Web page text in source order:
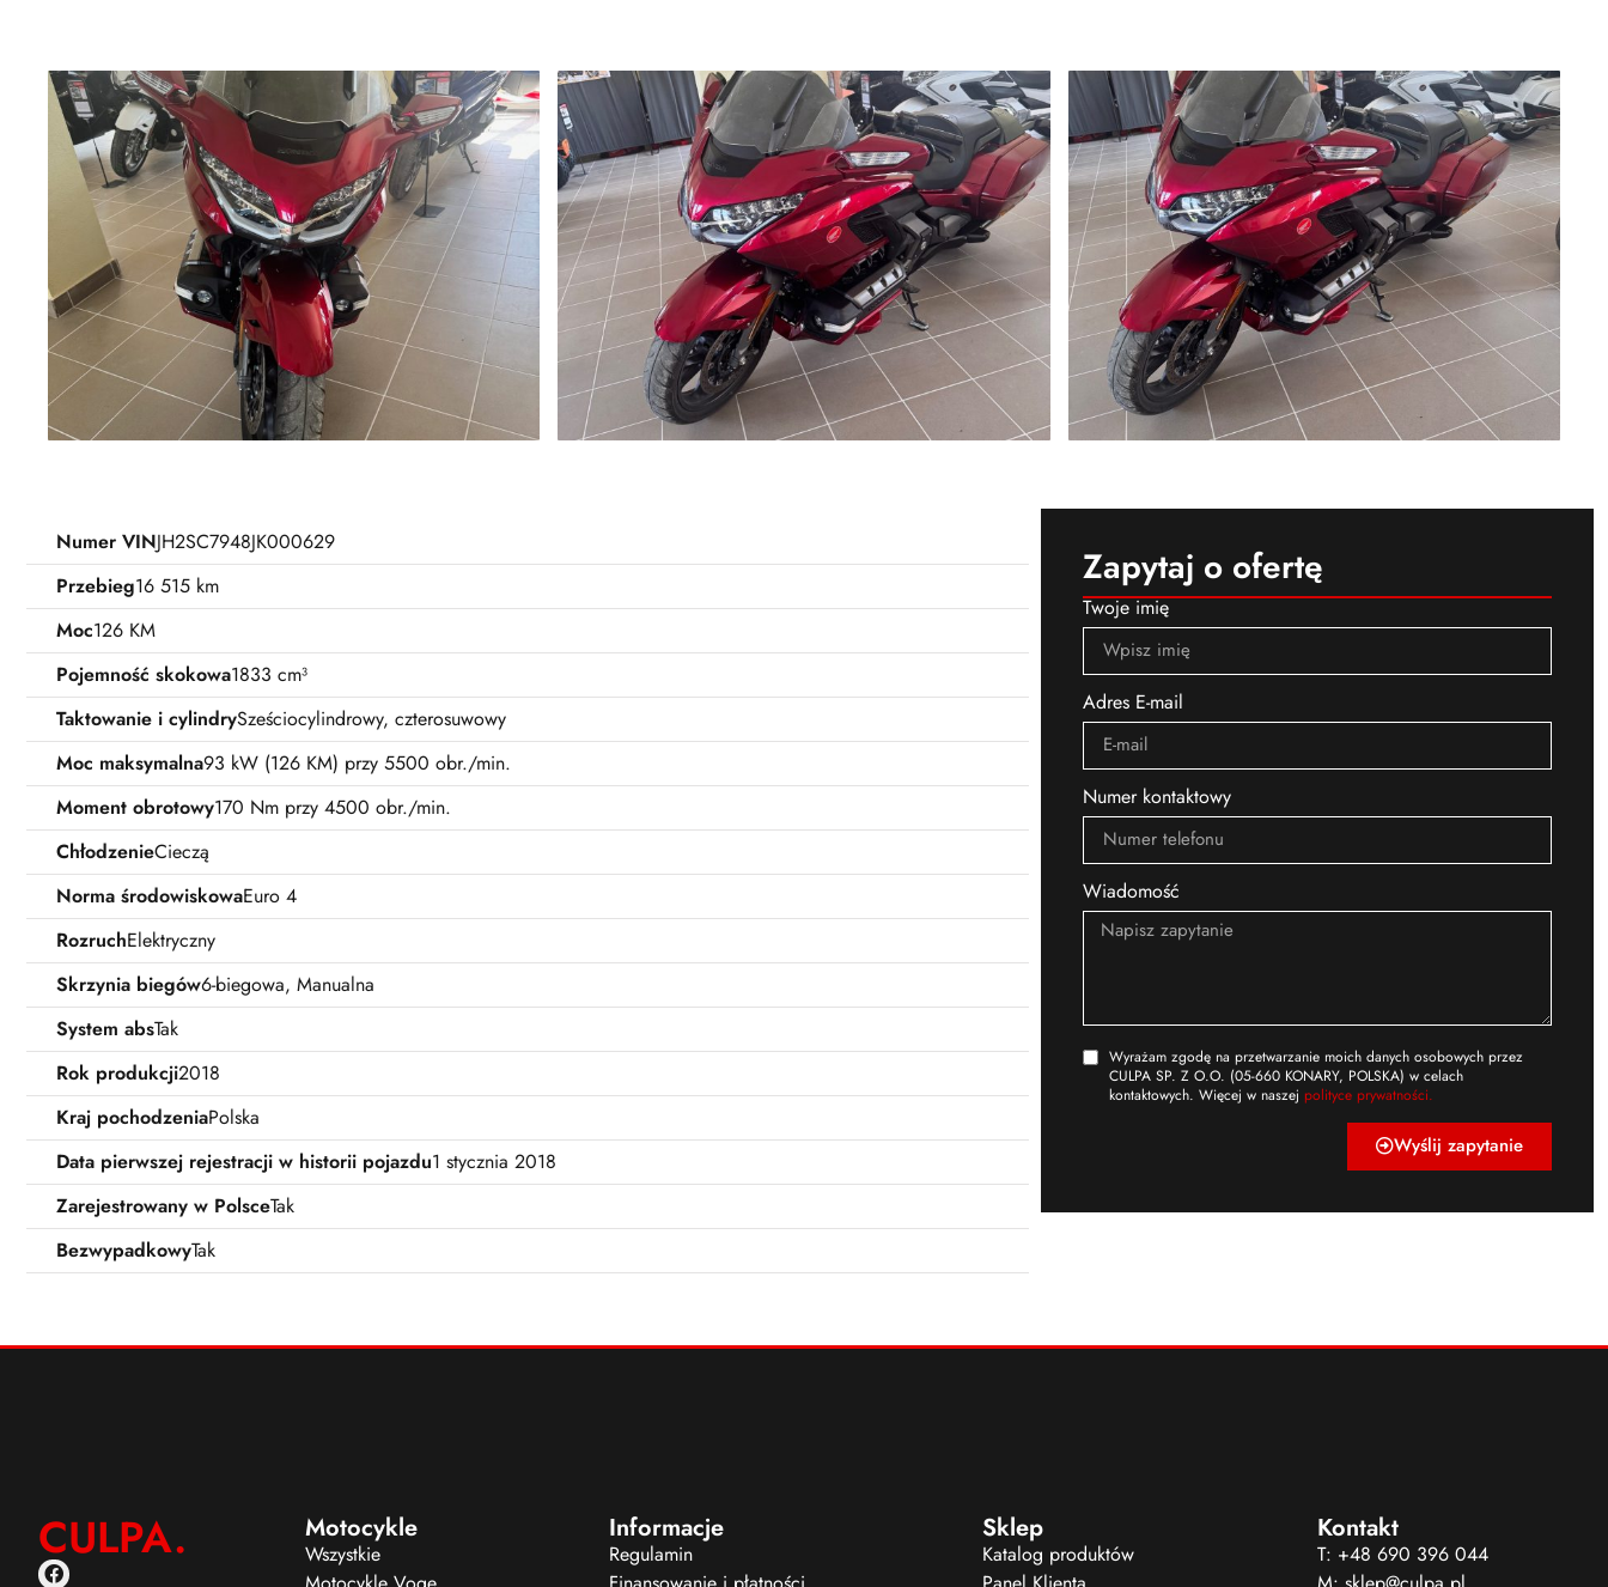
Numer VINJH2SC7948JK000629
Przebieg16 515 km
Moc126 KM
Pojemność skokowa1833 cm³
Taktowanie i cylindrySześciocylindrowy, czterosuwowy
Moc maksymalna93 kW (126 KM) przy 5500 obr./min.
Moment obrotowy170 Nm przy 4500 obr./min.
ChłodzenieCieczą
Norma środowiskowaEuro 4
RozruchElektryczny
Skrzynia biegów6-biegowa, Manualna
System absTak
Rok produkcji2018
Kraj pochodzeniaPolska
Data pierwszej rejestracji w historii pojazdu1 stycznia 2018
Zarejestrowany w PolsceTak
BezwypadkowyTak
Zapytaj o ofertę
Twoje imię
Adres E-mail
Numer kontaktowy
Wiadomość
Wyrażam zgodę na przetwarzanie moich danych osobowych przez
CULPA SP. Z O.O. (05-660 KONARY, POLSKA) w celach
kontaktowych. Więcej w naszej polityce prywatności.
Wyślij zapytanie
CULPA. Motocykle
Wszystkie
Informacje
Regulamin
Sklep
Katalog produktów
Kontakt
T: +48 690 396 044